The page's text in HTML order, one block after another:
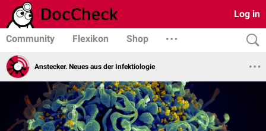
Log in
Community Flexikon Shop
Anstecker. Neues aus der Infektiologie